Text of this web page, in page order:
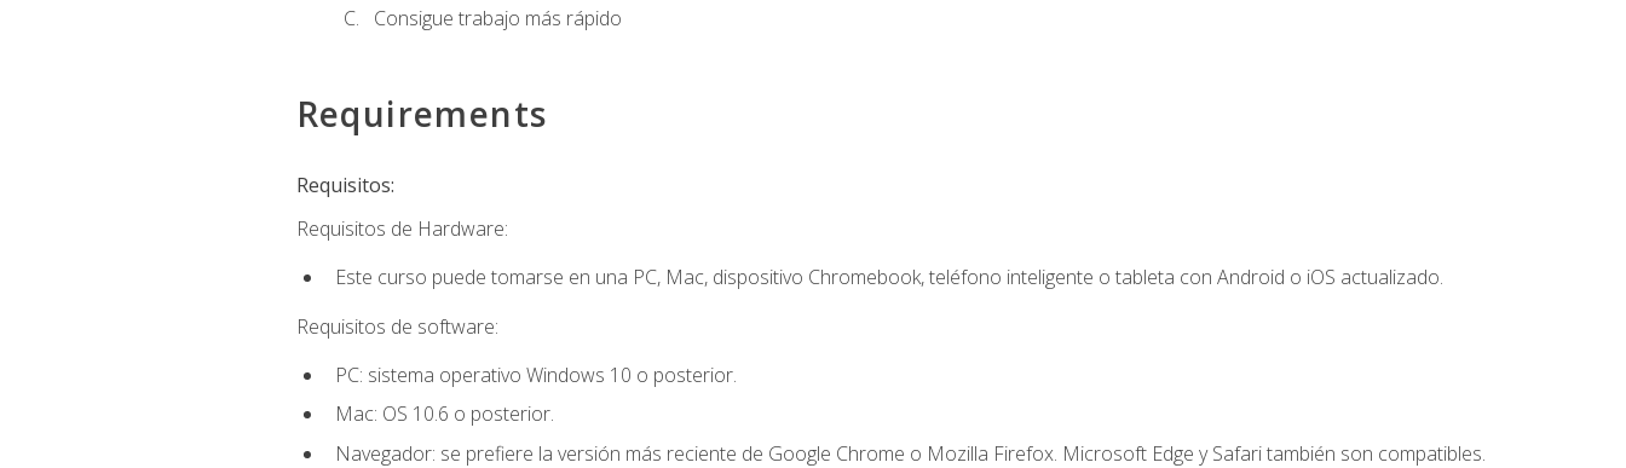
Consigue trabajo más rápido
Requirements
Requisitos:
Requisitos de Hardware:
Este curso puede tomarse en una PC, Mac, dispositivo Chromebook, teléfono inteligente o tableta con Android o iOS actualizado.
Requisitos de software:
PC: sistema operativo Windows 10 o posterior.
Mac: OS 10.6 o posterior.
Navegador: se prefiere la versión más reciente de Google Chrome o Mozilla Firefox. Microsoft Edge y Safari también son compatibles.